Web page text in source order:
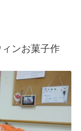
ンお菓子作